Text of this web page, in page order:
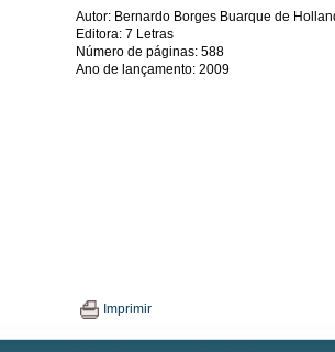
Autor: Bernardo Borges Buarque de
Editora: 7 Letras
Número de páginas: 588
Ano de lançamento: 2009
Imprimir